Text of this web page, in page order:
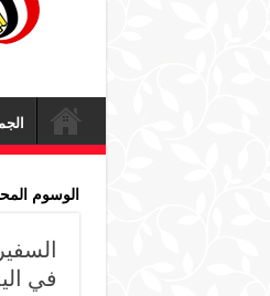
الوسوم
في